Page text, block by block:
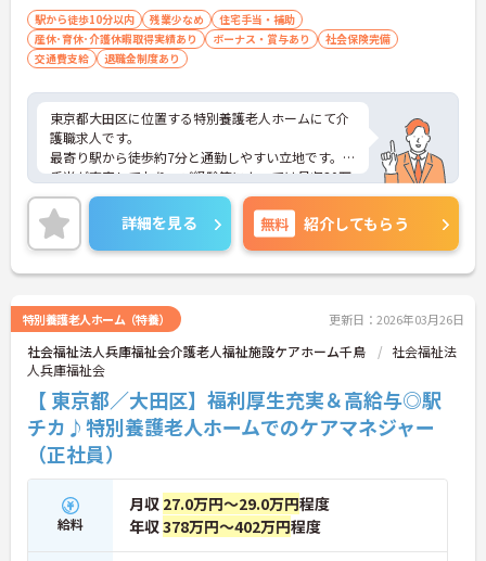
駅から徒歩10分以内 残業少なめ
住宅手当・補助
産休･育休･介護休暇取得実績あり
ボーナス・賞与あり
社会保険完備
交通費支給
退職金制度あり
東京都大田区に位置する特別養護老人ホームにて介
護職求人です。
最寄り駅から徒歩約7分と通勤しやすい立地です。
手当が充実しており、ご経験等によっては月収30万
円以上も目指せます。福利厚生も整っているので、
安心して長く働けます◎
ご興味のある方には、面接対策ポイントなど、さら
に詳細をご案内しますのでお気軽にご相談くださ
い！
詳細を見る 無料 紹介してもらう
特別養護老人ホーム（特養） 更新日：2026年03月26日
社会福祉法人兵庫福祉会介護老人福祉施設ケアホーム千鳥
社会福祉法
人兵庫福祉会
【 東京都／大田区】福利厚生充実＆高給与◎駅
チカ♪特別養護老人ホームでのケアマネジャー
（正社員）
給料
月収 27.0万円～29.0万円程度
年収378万円～402万円程度